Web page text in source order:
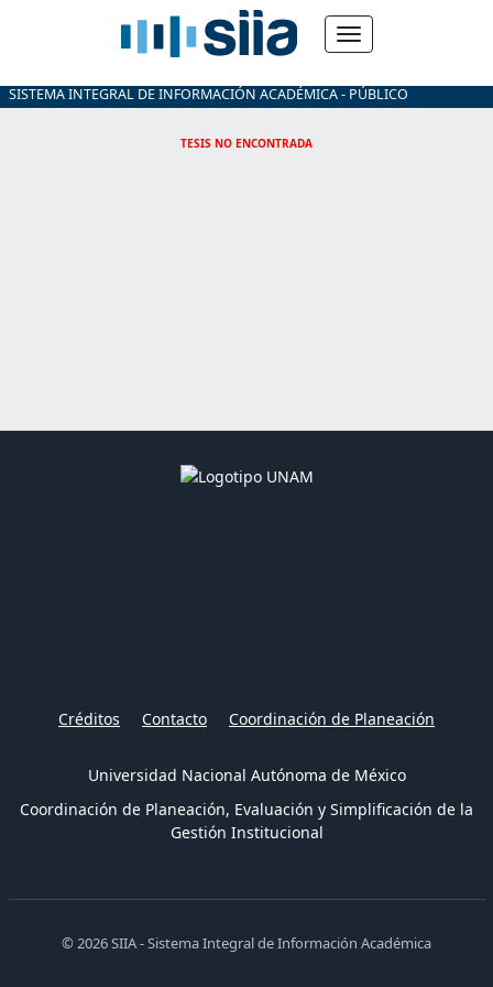
SISTEMA INTEGRAL DE INFORMACIÓN ACADÉMICA - PÚBLICO
TESIS NO ENCONTRADA
Créditos Contacto Coordinación de Planeación
Universidad Nacional Autónoma de México
Coordinación de Planeación, Evaluación y Simplificación de la
Gestión Institucional
© 2026 SIIA - Sistema Integral de Información Académica